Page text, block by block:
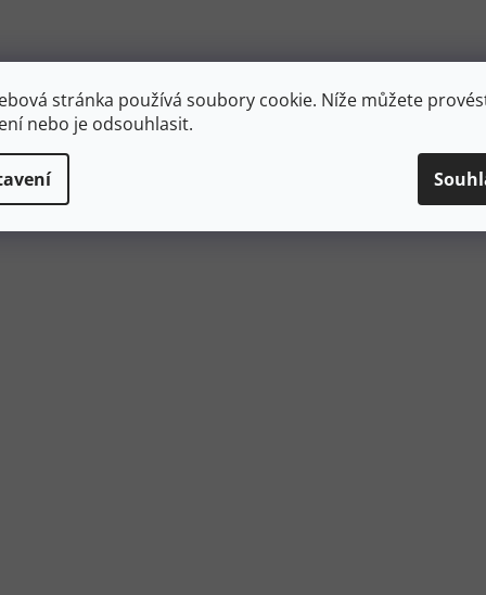
stránka používá soubory cookie. Níže můžete
nebo je odsouhlasit.